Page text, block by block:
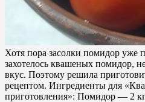
Хотя пора засолки помидор уже
захотелось квашеных помидор,
вкус. Поэтому решила
рецептом. Ингредиенты для
приготовления»: Помидор — 2